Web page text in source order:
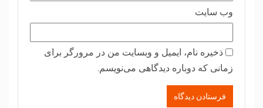
وب‌ سایت
ذخیره نام، ایمیل و وبسایت من در مرورگر برای
زمانی که دوباره دیدگاهی می‌نویسم.